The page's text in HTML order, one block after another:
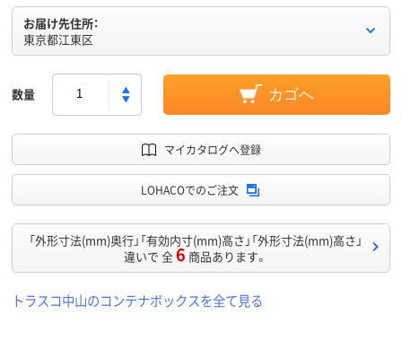
お届け先住所：
東京都江東区
数量 カゴへ
マイカタログへ登録
LOHACOでのご注文
「外形寸法(mm)奥行」「有効内寸(mm)高さ」「外形寸法(mm)高さ」
違いで 全6 商品あります。
トラスコ中山のコンテナボックスを全て見る